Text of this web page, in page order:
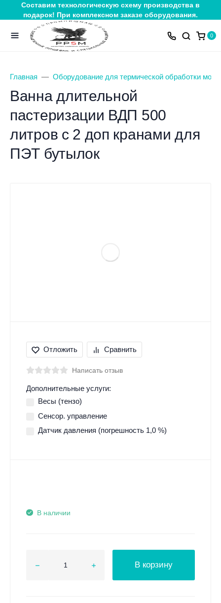
Составим технологическую схему производства в
подарок! При комплексном заказе оборудования.
0
Главная Оборудование для термической обработки
Ванна длительной
пастеризации ВДП 500
литров с 2 доп кранами для
ПЭТ бутылок
Отложить Сравнить
Написать отзыв
Дополнительные услуги:
Весы (тензо)
Сенсор. управление
Датчик давления (погрешность 1,0 %)
В наличии
В корзину